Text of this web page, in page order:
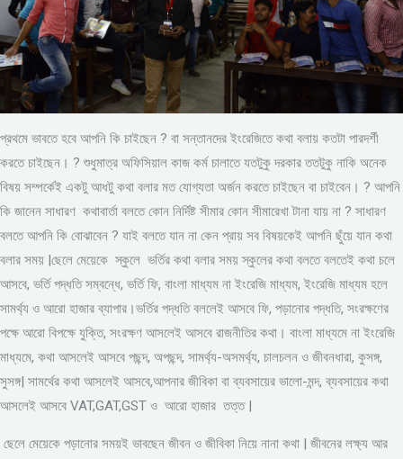
প্রথমে ভাবতে হবে আপনি কি চাইছেন ? বা সন্তানদের ইংরেজিতে কথা বলায় কতটা পারদর্শী
করতে চাইছেন। ? শুধুমাত্র অফিসিয়াল কাজ কর্ম চালাতে যতটুকু দরকার ততটুকু নাকি অনেক
বিষয় সম্পর্কেই একটু আধটু কথা বলার মত যোগ্যতা অর্জন করতে চাইছেন বা চাইবেন। ? আপনি
কি জানেন সাধারণ কথাবার্তা বলতে কোন নির্দিষ্ট সীমার কোন সীমারেখা টানা যায় না ? সাধারণ
বলতে আপনি কি বোঝাবেন ? যাই বলতে যান না কেন প্রায় সব বিষয়কেই আপনি ছুঁয়ে যান কথা
বলার সময় |ছেলে মেয়েকে স্কুলে ভর্তির কথা বলার সময় স্কুলের কথা বলতে বলতেই কথা চলে
আসবে, ভর্তি পদ্ধতি সম্বন্ধে, ভর্তি ফি, বাংলা মাধ্যম না ইংরেজি মাধ্যম, ইংরেজি মাধ্যম হলে
সামর্থ্য ও আরো হাজার ব্যাপার।ভর্তির পদ্ধতি বললেই আসবে ফি, পড়ানোর পদ্ধতি, সংরক্ষণের
পক্ষে আরো বিপক্ষে যুক্তি, সংরক্ষণ আসলেই আসবে রাজনীতির কথা। বাংলা মাধ্যমে না ইংরেজি
মাধ্যমে, কথা আসলেই আসবে পছন্দ, অপছন্দ, সামর্থ্য-অসমর্থ্য, চালচলন ও জীবনধারা, কুসঙ্গ,
সুসঙ্গ| সামর্থের কথা আসলেই আসবে,আপনার জীবিকা বা ব্যবসায়ের ভালো-মন্দ, ব্যবসায়ের কথা
আসলেই আসবে VAT,GAT,GST ও আরো হাজার তত্ত |
ছেলে মেয়েকে পড়ানোর সময়ই ভাবছেন জীবন ও জীবিকা নিয়ে নানা কথা | জীবনের লক্ষ্য আর